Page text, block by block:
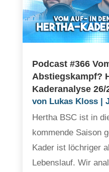
Podcast #366
Abstiegskampf?
Kaderanalyse 26/
von Lukas Kloss|
Hertha BSC ist in
kommende Saison
Kader ist löchriger
Lebenslauf. Wir